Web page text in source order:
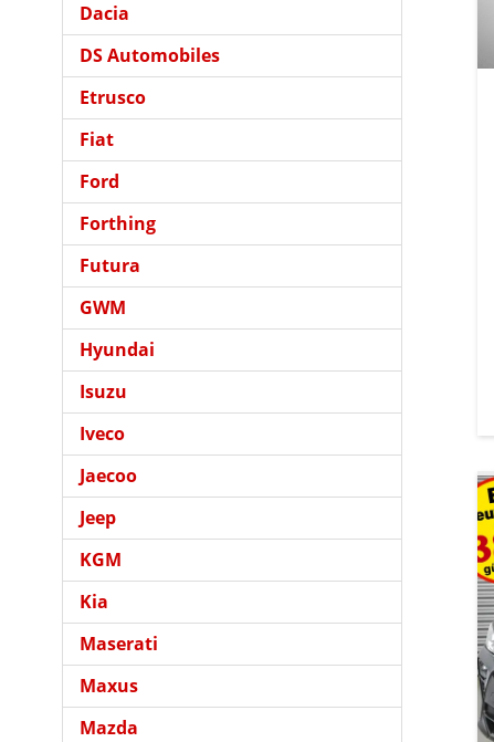
Dacia
DS Automobiles
Etrusco
Fiat
Ford
Forthing
Futura
GWM
Hyundai
Isuzu
Iveco
Jaecoo
Jeep
KGM
Kia
Maserati
Maxus
Mazda